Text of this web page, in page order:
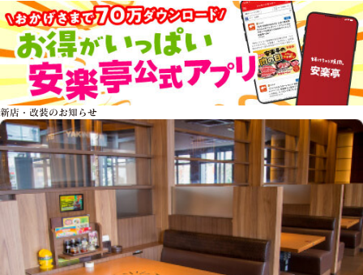
新店・改装のお知らせ